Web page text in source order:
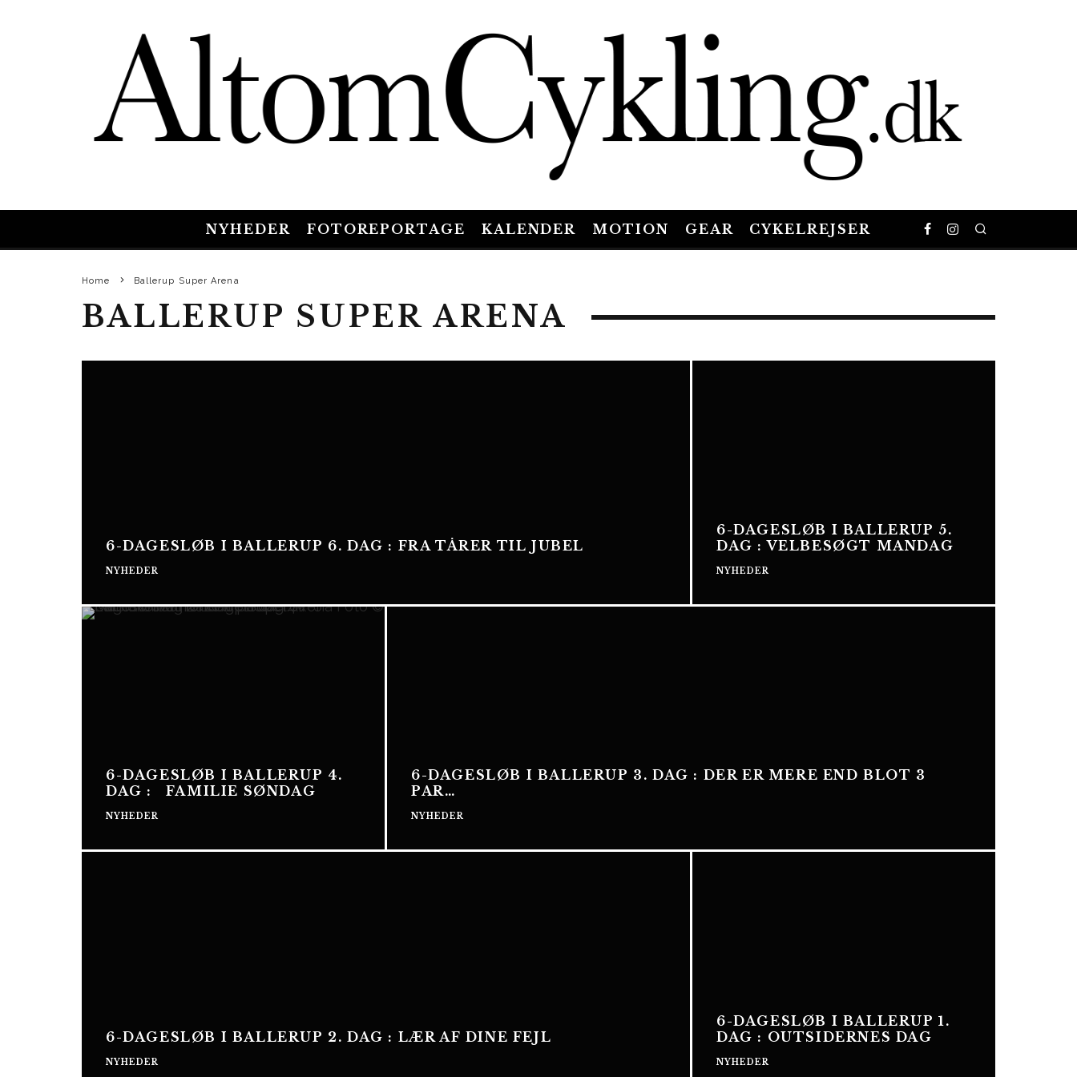
NYHEDER FOTOREPORTAGE KALENDER MOTION GEAR CYKELREJSER
Home Ballerup Super Arena
BALLERUP SUPER ARENA
6-DAGESLØB I BALLERUP 6. DAG : FRA TÅRER TIL JUBEL
NYHEDER
6-DAGESLØB I BALLERUP 5.
DAG : VELBESØGT MANDAG
NYHEDER
6-DAGESLØB I BALLERUP 4.
DAG : FAMILIE SØNDAG
NYHEDER
6-DAGESLØB I BALLERUP 3. DAG : DER ER MERE END BLOT 3
PAR…
NYHEDER
6-DAGESLØB I BALLERUP 2. DAG : LÆR AF DINE FEJL
NYHEDER
6-DAGESLØB I BALLERUP 1.
DAG : OUTSIDERNES DAG
NYHEDER